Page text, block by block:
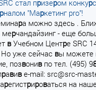
стал призером конкур
рналом "Маркетинг pro"!
ра можно здесь .
мерчандайзинг - еще
вУчебном Центре SRC
уже сейчас вы можете
позвонивпо тел. (495) 9
равивe-mail: src@src-
регистрироваться на